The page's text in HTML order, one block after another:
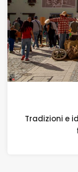
Tradizioni e